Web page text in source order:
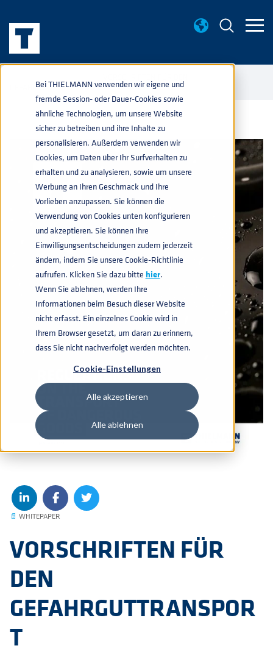
Bei THIELMANN verwenden wir eigene und
fremde Session- oder Dauer-Cookies sowie
ähnliche Technologien, um unsere Website
sicher zu betreiben und ihre Inhalte zu
personalisieren. Außerdem verwenden wir
Cookies, um Daten über Ihr Surfverhalten zu
erhalten und zu analysieren, sowie um unsere
Werbung an Ihren Geschmack und Ihre
Vorlieben anzupassen. Sie können die
Verwendung von Cookies unten konfigurieren
und akzeptieren. Sie können Ihre
Einwilligungsentscheidungen zudem jederzeit
ändern, indem Sie unsere Cookie-Richtlinie
aufrufen. Klicken Sie dazu bitte hier.
Wenn Sie ablehnen, werden Ihre
Informationen beim Besuch dieser Website
nicht erfasst. Ein einzelnes Cookie wird in
Ihrem Browser gesetzt, um daran zu erinnern,
dass Sie nicht nachverfolgt werden möchten.
Cookie-Einstellungen
Alle akzeptieren
Alle ablehnen
GEFAHRGUTTRANSPORT
📄 WHITEPAPER
VORSCHRIFTEN FÜR
DEN
GEFAHRGUTTRANSPOR
T